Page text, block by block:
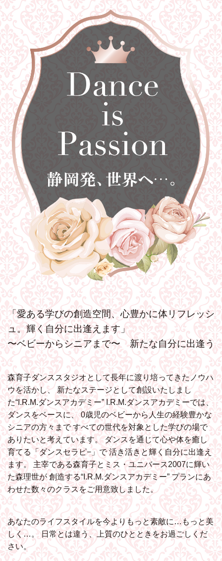
「愛ある学びの創造空間、心豊かに体リフレッシ
ュ。輝く自分に出逢えます」
〜ベビーからシニアまで〜 新たな自分に出逢う
森育子ダンススタジオとして長年に渡り培ってきたノウハ
ウを活かし、 新たなステージとして創設いたしまし
た“I.R.M.ダンスアカデミー”I.R.M.ダンスアカデミーでは、
ダンスをベースに、0歳児のベビーから人生の経験豊かな
シニアの方々まですべての世代を対象とした学びの場で
ありたいと考えています。 ダンスを通じて心や体を癒し
育てる「ダンスセラピ−」で活き活きと輝く自分に出逢え
ます。
主宰である森育子とミス・ユニバース2007に輝い
た森理世が創造する“I.R.M.ダンスアカデミー”プランにあ
わせた数々のクラスをご用意致しました。
あなたのライフスタイルを今よりもっと素敵に…もっと美
しく…。日常とは違う、上質のひとときをお過ごしくだ
さい。